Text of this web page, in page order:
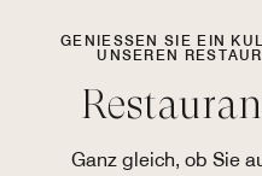
GENIESSEN SIE EIN
NSEREN
Ganz gleich, ob Sie